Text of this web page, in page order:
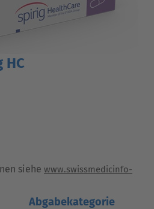
HC
siehe www.swissmedicinfo-
Abgabekategorie